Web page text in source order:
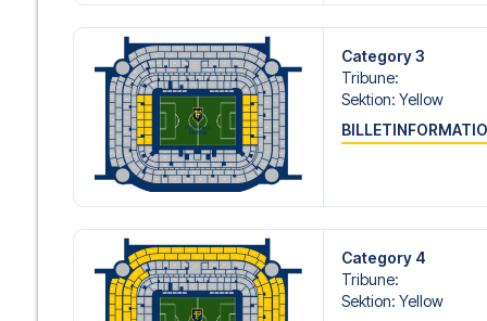
dig med at realisere din drøm om en fodboldtur.
Category 3
Tribune:
Sektion: Yellow
Category 4
Tribune:
Sektion: Yellow